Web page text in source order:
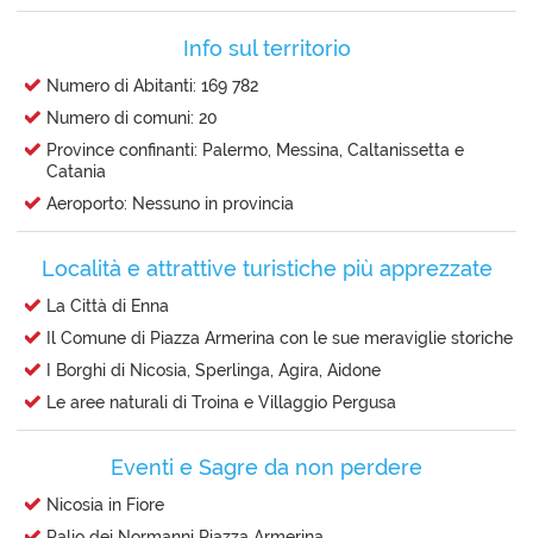
Info sul territorio
Numero di Abitanti: 169 782
Numero di comuni: 20
Province confinanti: Palermo, Messina, Caltanissetta e
Catania
Aeroporto: Nessuno in provincia
Località e attrattive turistiche più apprezzate
La Città di Enna
Il Comune di Piazza Armerina con le sue meraviglie storiche
I Borghi di Nicosia, Sperlinga, Agira, Aidone
Le aree naturali di Troina e Villaggio Pergusa
Eventi e Sagre da non perdere
Nicosia in Fiore